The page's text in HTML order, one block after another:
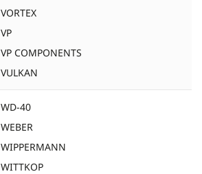
VORTEX
VP
VP COMPONENTS
VULKAN
WD-40
WEBER
WIPPERMANN
WITTKOP